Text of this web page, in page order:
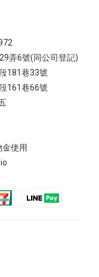
弄6號(同公司登記)
181巷33號
161巷66號
金使用